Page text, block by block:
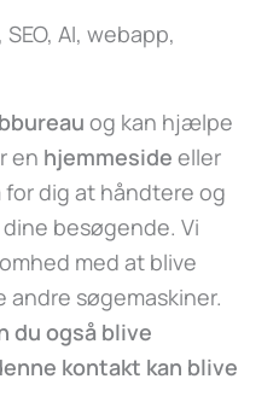
AI, webapp,
og kan hjælpe
en hjemmeside eller
for dig at håndtere og
besøgende. Vi
med at blive
søgemaskiner.
du også blive
kontakt kan blive